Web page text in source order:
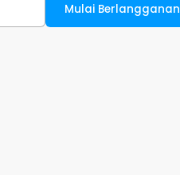
Mulai Berlangganan